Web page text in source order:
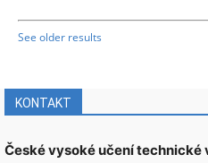
See older results
KONTAKT
České vysoké učení technické